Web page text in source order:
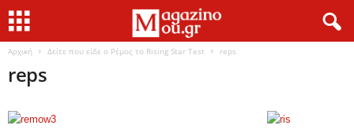
Αρχική Δείτε που είδε ο Ρέμος το Rising Star Test reps
reps